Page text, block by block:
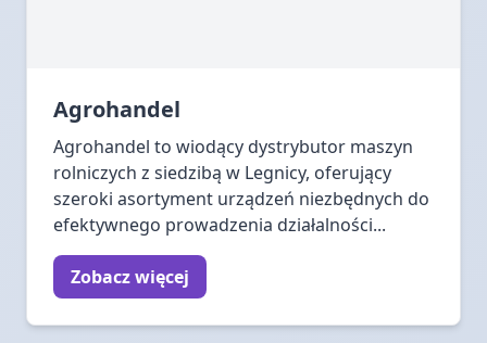
Agrohandel
Agrohandel to wiodący dystrybutor maszyn
rolniczych z siedzibą w Legnicy, oferujący
szeroki asortyment urządzeń niezbędnych do
efektywnego prowadzenia działalności...
Zobacz więcej